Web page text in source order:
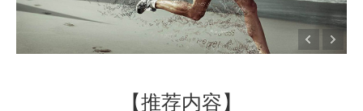
【推荐内容】